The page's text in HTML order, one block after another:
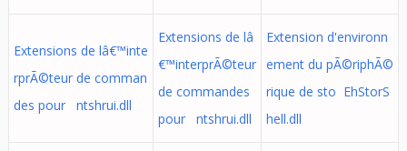
Extensions de lâ€™inte
rprÃ©teur de comman
des pour ntshrui.dll
Extensions de lâ
€™interprÃ©teur
de commandes
pour ntshrui.dll
Extension d'environn
ement du pÃ©riphÃ©
rique de sto EhStorS
hell.dll